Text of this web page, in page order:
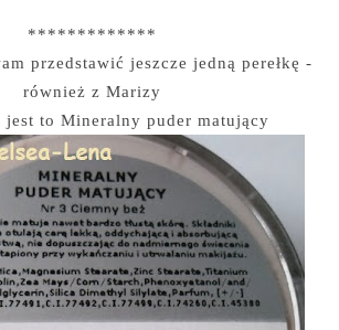
*************
przedstawić jeszcze jedną perełkę -
również z Marizy
jest to Mineralny puder matujący